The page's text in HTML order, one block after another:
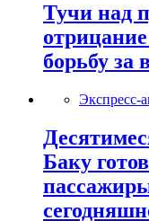
Тучи над
борьбу за
Экспресс-
Баку